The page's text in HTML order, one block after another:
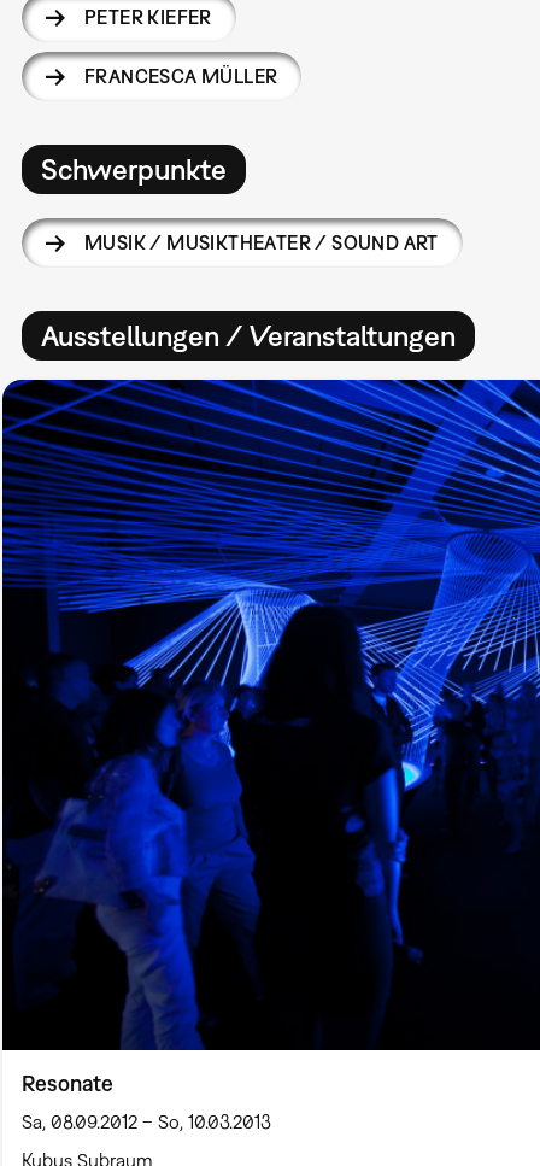
PETER KIEFER
FRANCESCA MÜLLER
Schwerpunkte
MUSIK / MUSIKTHEATER / SOUND ART
Ausstellungen / Veranstaltungen
Resonate
Sa, 08.09.2012 – So, 10.03.2013
Kubus Subraum